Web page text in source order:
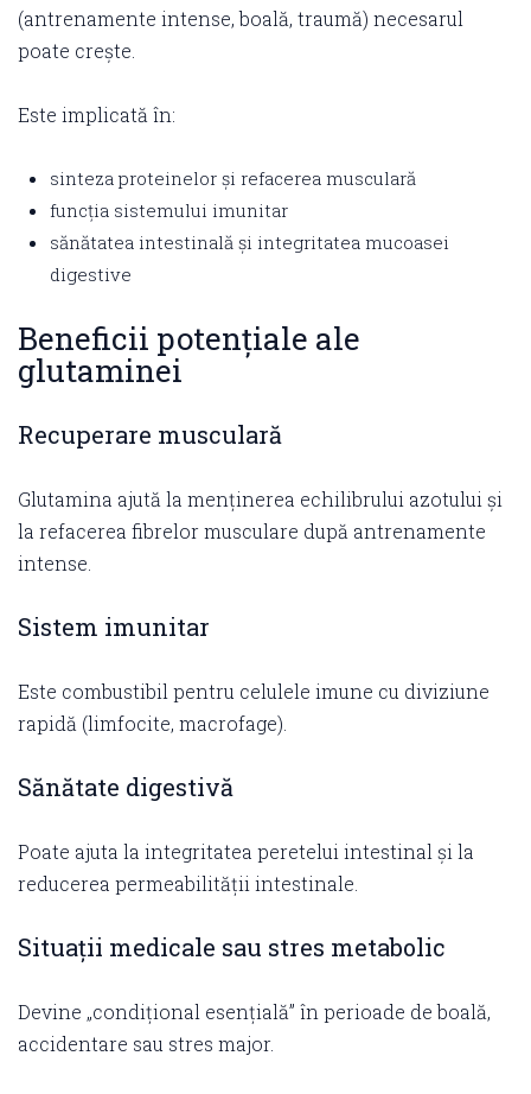
(antrenamente intense, boală, traumă) necesarul
poate crește.
Este implicată în:
sinteza proteinelor și refacerea musculară
funcția sistemului imunitar
sănătatea intestinală și integritatea mucoasei
digestive
Beneficii potențiale ale
glutaminei
Recuperare musculară
Glutamina ajută la menținerea echilibrului azotului și
la refacerea fibrelor musculare după antrenamente
intense.
Sistem imunitar
Este combustibil pentru celulele imune cu diviziune
rapidă (limfocite, macrofage).
Sănătate digestivă
Poate ajuta la integritatea peretelui intestinal și la
reducerea permeabilității intestinale.
Situații medicale sau stres metabolic
Devine „condițional esențială” în perioade de boală,
accidentare sau stres major.